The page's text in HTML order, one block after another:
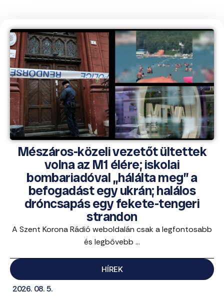
Mészáros-közeli vezetőt ültettek
volna az M1 élére; iskolai
bombariadóval „hálálta meg” a
befogadást egy ukrán; halálos
dróncsapás egy fekete-tengeri
strandon
A Szent Korona Rádió weboldalán csak a legfontosabb
és legbővebb ...
HÍREK
2026. 08. 5.